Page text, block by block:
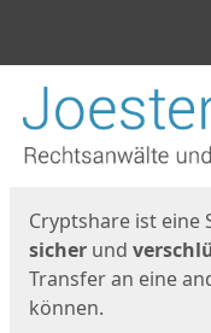
Start
Cryptshare ist eine
sicher und
Transfer an eine
können.